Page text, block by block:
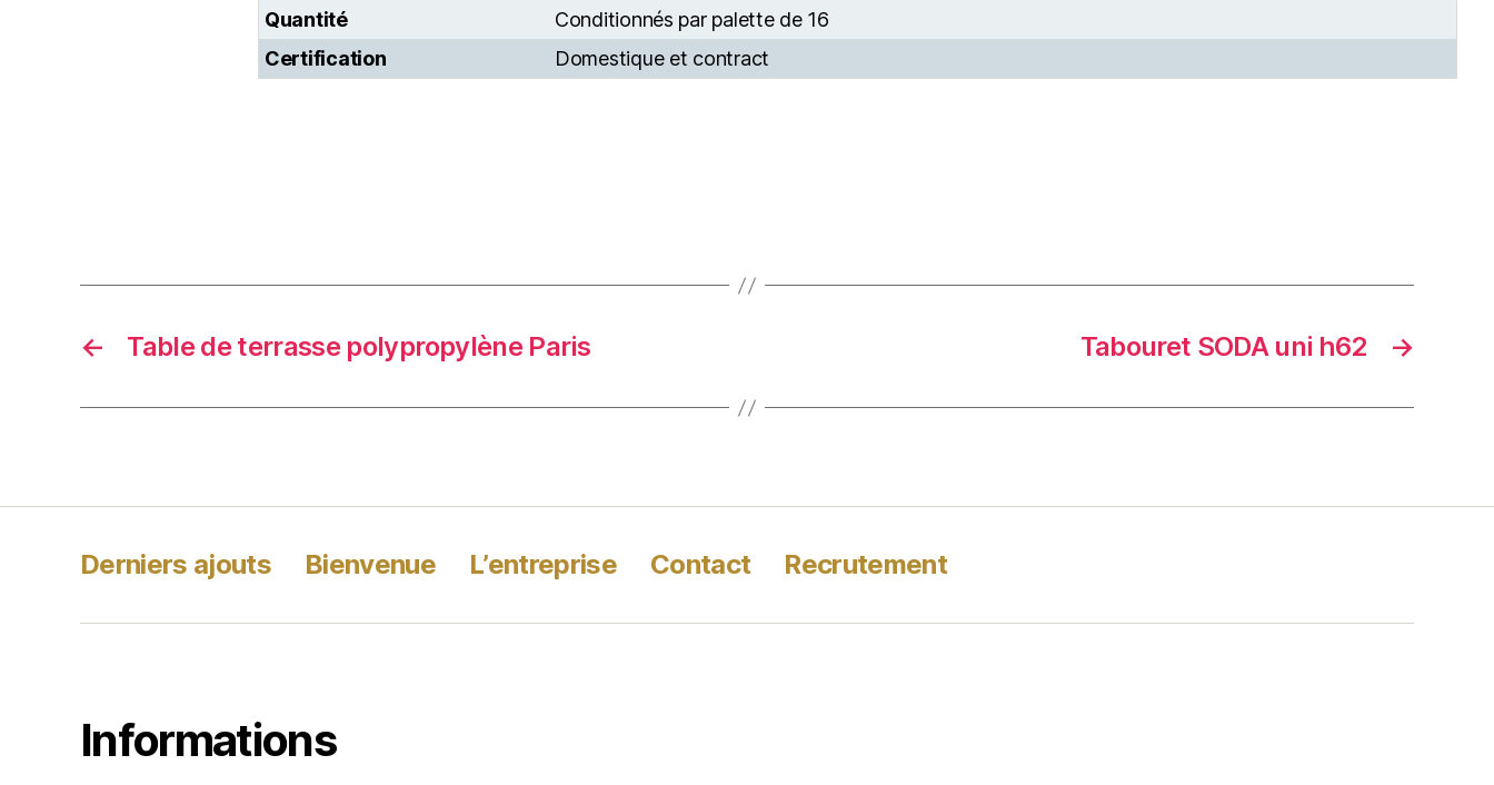
Quantité
Conditionnés par palette de 16
Certification
Domestique et contract
← Table de terrasse polypropylène Paris →
Tabouret SODA uni h62
Derniers ajouts Bienvenue L’entreprise Contact Recrutement
Informations